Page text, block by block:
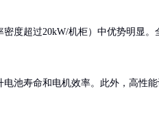
度超过20kW/机柜）中优势明显。
池寿命和电机效率。此外，高性